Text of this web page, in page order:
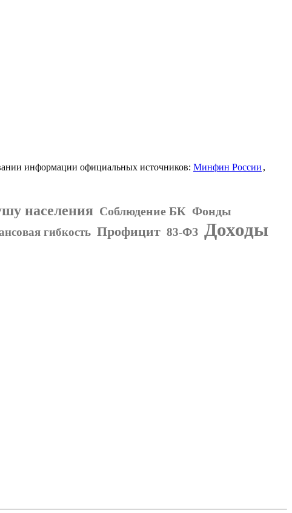
информации официальных источников: Минфин России ,
населения Соблюдение БК Фонды
гибкость Профицит 83-ФЗ Доходы